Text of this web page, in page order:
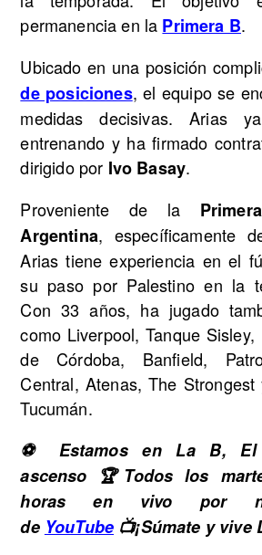
permanencia en la Primera B.
Ubicado en una posición
de posiciones, el equipo se
medidas decisivas. Arias
entrenando y ha firmado
dirigido por Ivo Basay.
Proveniente de la
Argentina, específicamente
Arias tiene experiencia en el
su paso por Palestino en la
Con 33 años, ha jugado
como Liverpool, Tanque Sisley,
de Córdoba, Banfield,
Central, Atenas, The
Tucumán.
⚽ Estamos en La B, El
ascenso 🏆Todos los
horas en vivo por
de YouTube 📺¡Súmate y vive